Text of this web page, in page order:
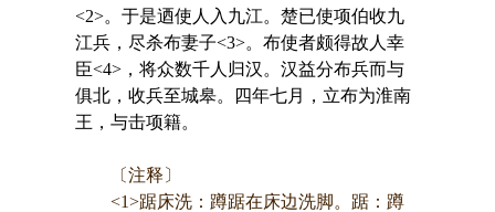
<2>。于是迺使人入九江。楚已使项伯收九
江兵，尽杀布妻子<3>。布使者颇得故人幸
臣<4>，将众数千人归汉。汉益分布兵而与
俱北，收兵至城皋。四年七月，立布为淮南
王，与击项籍。
〔注释〕
<1>踞床洗：蹲踞在床边洗脚。踞：蹲